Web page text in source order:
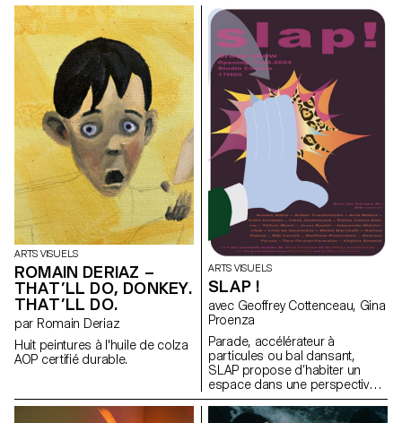
Negreiros Comment savons-
nous que nos souvenirs sont
réels et non pas oniriques?
ARTS VISUELS
ROMAIN DERIAZ –
THAT’LL DO, DONKEY.
THAT’LL DO.
par Romain Deriaz
Huit peintures à l'huile de colza
AOP certifié durable.
ARTS VISUELS
SLAP !
avec Geoffrey Cottenceau, Gina
Proenza
Parade, accélérateur à
particules ou bal dansant,
SLAP propose d’habiter un
espace dans une perspective
gravitationnelle. Les oeuvres,
qui se positionnent à la